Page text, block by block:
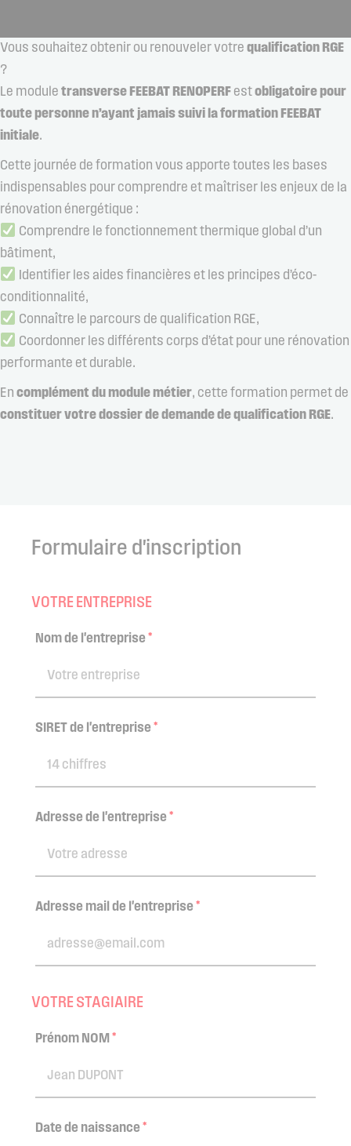
Vous souhaitez obtenir ou renouveler votre qualification RGE
?
Le module transverse FEEBAT RENOPERF estobligatoire pour
toute personne n’ayant jamais suivi la formation FEEBAT
initiale.
Cette journée de formation vous apporte toutes les bases
indispensables pour comprendre et maîtriser les enjeux de la
rénovation énergétique :
Comprendre le fonctionnement thermique global d’un
bâtiment,
Identifier les aides financières et les principes d’éco-
conditionnalité,
Connaître le parcours de qualification RGE,
Coordonner les différents corps d’état pour une rénovation
performante et durable.
En complément du module métier, cette formation permet de
constituer votre dossier de demande de qualification RGE.
Formulaire d'inscription
VOTRE ENTREPRISE
Nom de l'entreprise*
SIRET de l'entreprise*
Adresse de l'entreprise*
Adresse mail de l'entreprise*
VOTRE STAGIAIRE
Prénom NOM*
Date de naissance*